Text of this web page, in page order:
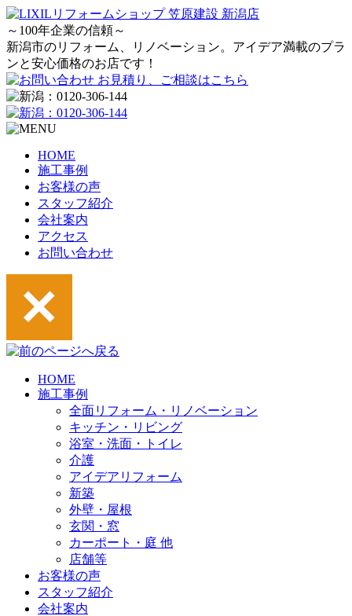
～100年企業の信頼～
新潟市のリフォーム、リノベーション。アイデア満載のプラ
ンと安心価格のお店です！
HOME
施工事例
お客様の声
スタッフ紹介
会社案内
アクセス
お問い合わせ
HOME
施工事例
全面リフォーム・リノベーション
キッチン・リビング
浴室・洗面・トイレ
介護
アイデアリフォーム
新築
外壁・屋根
玄関・窓
カーポート・庭 他
店舗等
お客様の声
スタッフ紹介
会社案内